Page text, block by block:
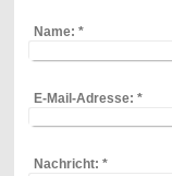
Name: *
E-Mail-Adresse: *
Nachricht: *